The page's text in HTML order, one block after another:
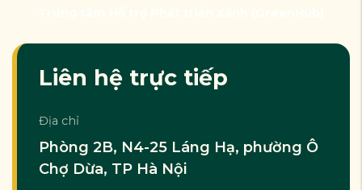
Liên hệ trực tiếp
Địa chỉ
Phòng 2B, N4-25 Láng Hạ, phường Ô
Chợ Dừa, TP Hà Nội